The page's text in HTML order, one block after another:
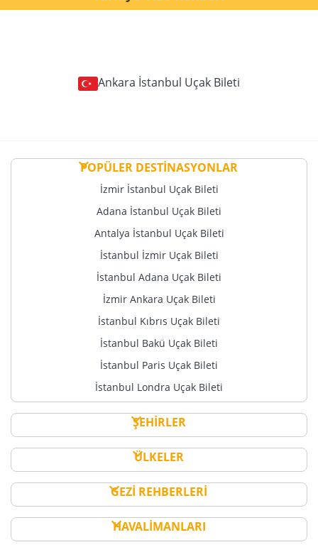
Ankara İstanbul Uçak Bileti
POPÜLER DESTİNASYONLAR
İzmir İstanbul Uçak Bileti
Adana İstanbul Uçak Bileti
Antalya İstanbul Uçak Bileti
İstanbul İzmir Uçak Bileti
İstanbul Adana Uçak Bileti
İzmir Ankara Uçak Bileti
İstanbul Kıbrıs Uçak Bileti
İstanbul Bakü Uçak Bileti
İstanbul Paris Uçak Bileti
İstanbul Londra Uçak Bileti
ŞEHİRLER
ÜLKELER
GEZİ REHBERLERİ
HAVALİMANLARI